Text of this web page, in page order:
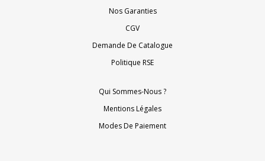
Nos Garanties
CGV
Demande De Catalogue
Politique RSE
Qui Sommes-Nous ?
Mentions Légales
Modes De Paiement